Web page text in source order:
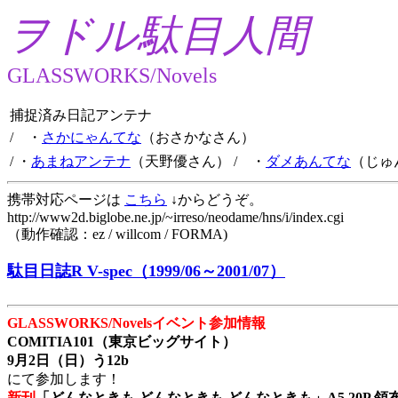
ヲドル駄目人間
GLASSWORKS/Novels
捕捉済み日記アンテナ
/ ・ さかにゃんてな （おさかなさん）
/ ・ あまねアンテナ （天野優さん） / ・ ダメあんてな （じ
携帯対応ページは こちら ↓からどうぞ。
http://www2d.biglobe.ne.jp/~irreso/neodame/hns/i/index.cgi
（動作確認：ez / willcom / FORMA)
駄目日誌R V-spec（1999/06～2001/07）
GLASSWORKS/Novelsイベント参加情報
COMITIA101（東京ビッグサイト）
9月2日（日）う12b
にて参加します！